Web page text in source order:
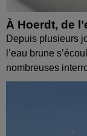
À Hoerdt, de
Depuis plusieurs
l’eau brune
nombreuses